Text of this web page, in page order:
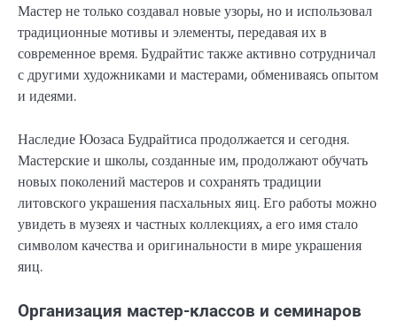
Мастер не только создавал новые узоры, но и использовал
традиционные мотивы и элементы, передавая их в
современное время. Будрайтис также активно сотрудничал
с другими художниками и мастерами, обмениваясь опытом
и идеями.
Наследие Юозаса Будрайтиса продолжается и сегодня.
Мастерские и школы, созданные им, продолжают обучать
новых поколений мастеров и сохранять традиции
литовского украшения пасхальных яиц. Его работы можно
увидеть в музеях и частных коллекциях, а его имя стало
символом качества и оригинальности в мире украшения
яиц.
Организация мастер-классов и семинаров